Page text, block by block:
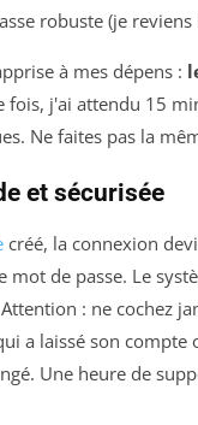
robuste (je
à mes dépens :
fois, j'ai attendu 15
Ne faites pas la
et sécurisée
créé, la connexion
mot de passe. Le
: ne cochez
a laissé son
Une heure de